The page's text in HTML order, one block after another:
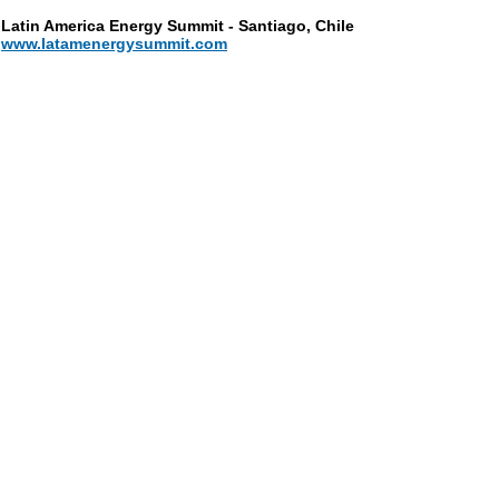
Latin America Energy Summit - Santiago, Chile
www.latamenergysummit.com